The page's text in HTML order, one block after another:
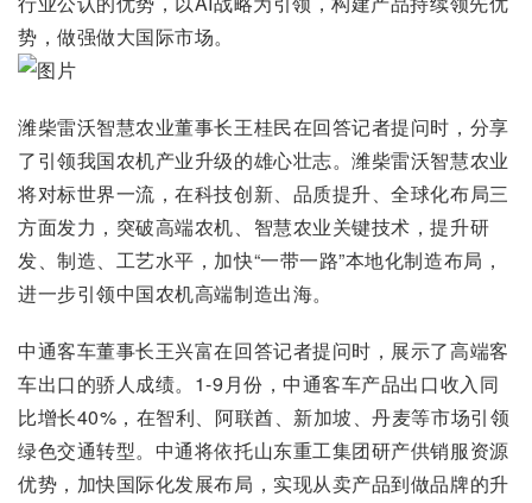
势，做强做大国际市场。
潍柴雷沃智慧农业董事长王桂民在回答记者提问时，分享
了引领我国农机产业升级的雄心壮志。潍柴雷沃智慧农业
将对标世界一流，在科技创新、品质提升、全球化布局三
方面发力，突破高端农机、智慧农业关键技术，提升研
发、制造、工艺水平，加快“一带一路”本地化制造布局，
进一步引领中国农机高端制造出海。
中通客车董事长王兴富在回答记者提问时，展示了高端客
车出口的骄人成绩。1-9月份，中通客车产品出口收入同
比增长40%，在智利、阿联酋、新加坡、丹麦等市场引领
绿色交通转型。中通将依托山东重工集团研产供销服资源
优势，加快国际化发展布局，实现从卖产品到做品牌的升